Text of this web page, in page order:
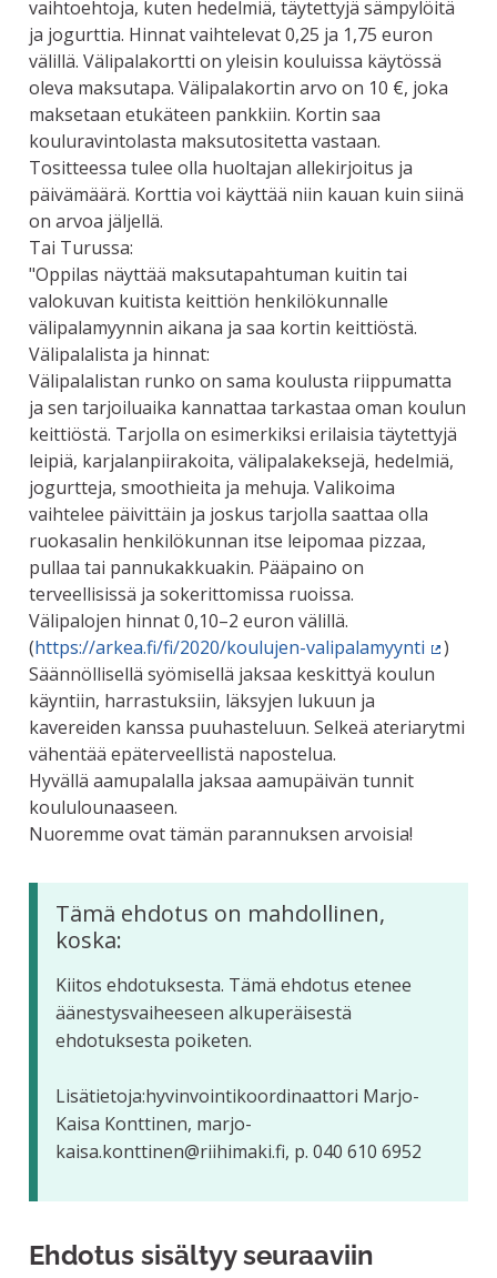
vaihtoehtoja, kuten hedelmiä, täytettyjä sämpylöitä
ja jogurttia. Hinnat vaihtelevat 0,25 ja 1,75 euron
välillä. Välipalakortti on yleisin kouluissa käytössä
oleva maksutapa. Välipalakortin arvo on 10 €, joka
maksetaan etukäteen pankkiin. Kortin saa
kouluravintolasta maksutositetta vastaan.
Tositteessa tulee olla huoltajan allekirjoitus ja
päivämäärä. Korttia voi käyttää niin kauan kuin siinä
on arvoa jäljellä.
Tai Turussa:
"Oppilas näyttää maksutapahtuman kuitin tai
valokuvan kuitista keittiön henkilökunnalle
välipalamyynnin aikana ja saa kortin keittiöstä.
Välipalalista ja hinnat:
Välipalalistan runko on sama koulusta riippumatta
ja sen tarjoiluaika kannattaa tarkastaa oman koulun
keittiöstä. Tarjolla on esimerkiksi erilaisia täytettyjä
leipiä, karjalanpiirakoita, välipalakeksejä, hedelmiä,
jogurtteja, smoothieita ja mehuja. Valikoima
vaihtelee päivittäin ja joskus tarjolla saattaa olla
ruokasalin henkilökunnan itse leipomaa pizzaa,
pullaa tai pannukakkuakin. Pääpaino on
terveellisissä ja sokerittomissa ruoissa.
Välipalojen hinnat 0,10–2 euron välillä.
(https://arkea.fi/fi/2020/koulujen-valipalamyynti
)
Säännöllisellä syömisellä jaksaa keskittyä koulun
käyntiin, harrastuksiin, läksyjen lukuun ja
kavereiden kanssa puuhasteluun. Selkeä ateriarytmi
vähentää epäterveellistä napostelua.
Hyvällä aamupalalla jaksaa aamupäivän tunnit
koululounaaseen.
Nuoremme ovat tämän parannuksen arvoisia!
Tämä ehdotus on mahdollinen,
koska:
Kiitos ehdotuksesta. Tämä ehdotus etenee
äänestysvaiheeseen alkuperäisestä
ehdotuksesta poiketen.
Lisätietoja:hyvinvointikoordinaattori Marjo-
Kaisa Konttinen, marjo-
kaisa.konttinen@riihimaki.fi, p. 040 610 6952
Ehdotus sisältyy seuraaviin